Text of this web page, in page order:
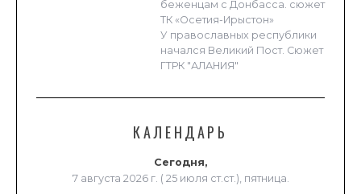
беженцам с Донбасса. сюжет
ТК «Осетия-Ирыстон»
У православных республики
начался Великий Пост. Сюжет
ГТРК "АЛАНИЯ"
КАЛЕНДАРЬ
Сегодня,
7 августа 2026 г. ( 25 июля ст.ст.), пятница.